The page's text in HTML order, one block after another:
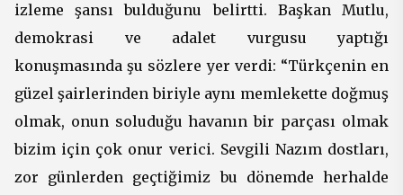
izleme şansı bulduğunu belirtti. Başkan Mutlu,
demokrasi ve adalet vurgusu yaptığı
konuşmasında şu sözlere yer verdi: “Türkçenin en
güzel şairlerinden biriyle aynı memlekette doğmuş
olmak, onun soluduğu havanın bir parçası olmak
bizim için çok onur verici. Sevgili Nazım dostları,
zor günlerden geçtiğimiz bu dönemde herhalde